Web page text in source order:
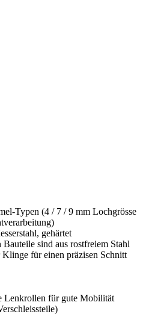
Typen (4 / 7 / 9 mm Lochgrösse
gehärtet
sind aus rostfreiem Stahl
für einen präzisen Schnitt
Lenkrollen für gute Mobilität